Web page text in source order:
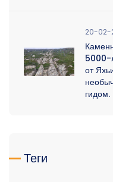
20-02-
5000-
от
гидом.
Теги